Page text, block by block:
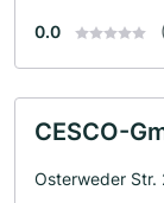
0.0
CESCO-
Osterweder Str.